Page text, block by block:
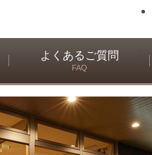
よくあるご質問
FAQ